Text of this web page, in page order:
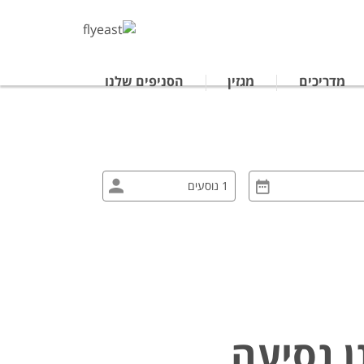
מדריכים
מגזין
הסניפים שלנו